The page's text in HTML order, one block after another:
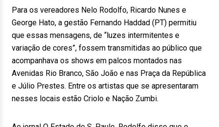
Para os vereadores Nelo Rodolfo, Ricardo Nunes e
George Hato, a gestão Fernando Haddad (PT) permitiu
que essas mensagens, de “luzes intermitentes e
variação de cores”, fossem transmitidas ao público que
acompanhava os shows em palcos montados nas
Avenidas Rio Branco, São João e nas Praça da República
e Júlio Prestes. Entre os artistas que se apresentaram
nesses locais estão Criolo e Nação Zumbi.